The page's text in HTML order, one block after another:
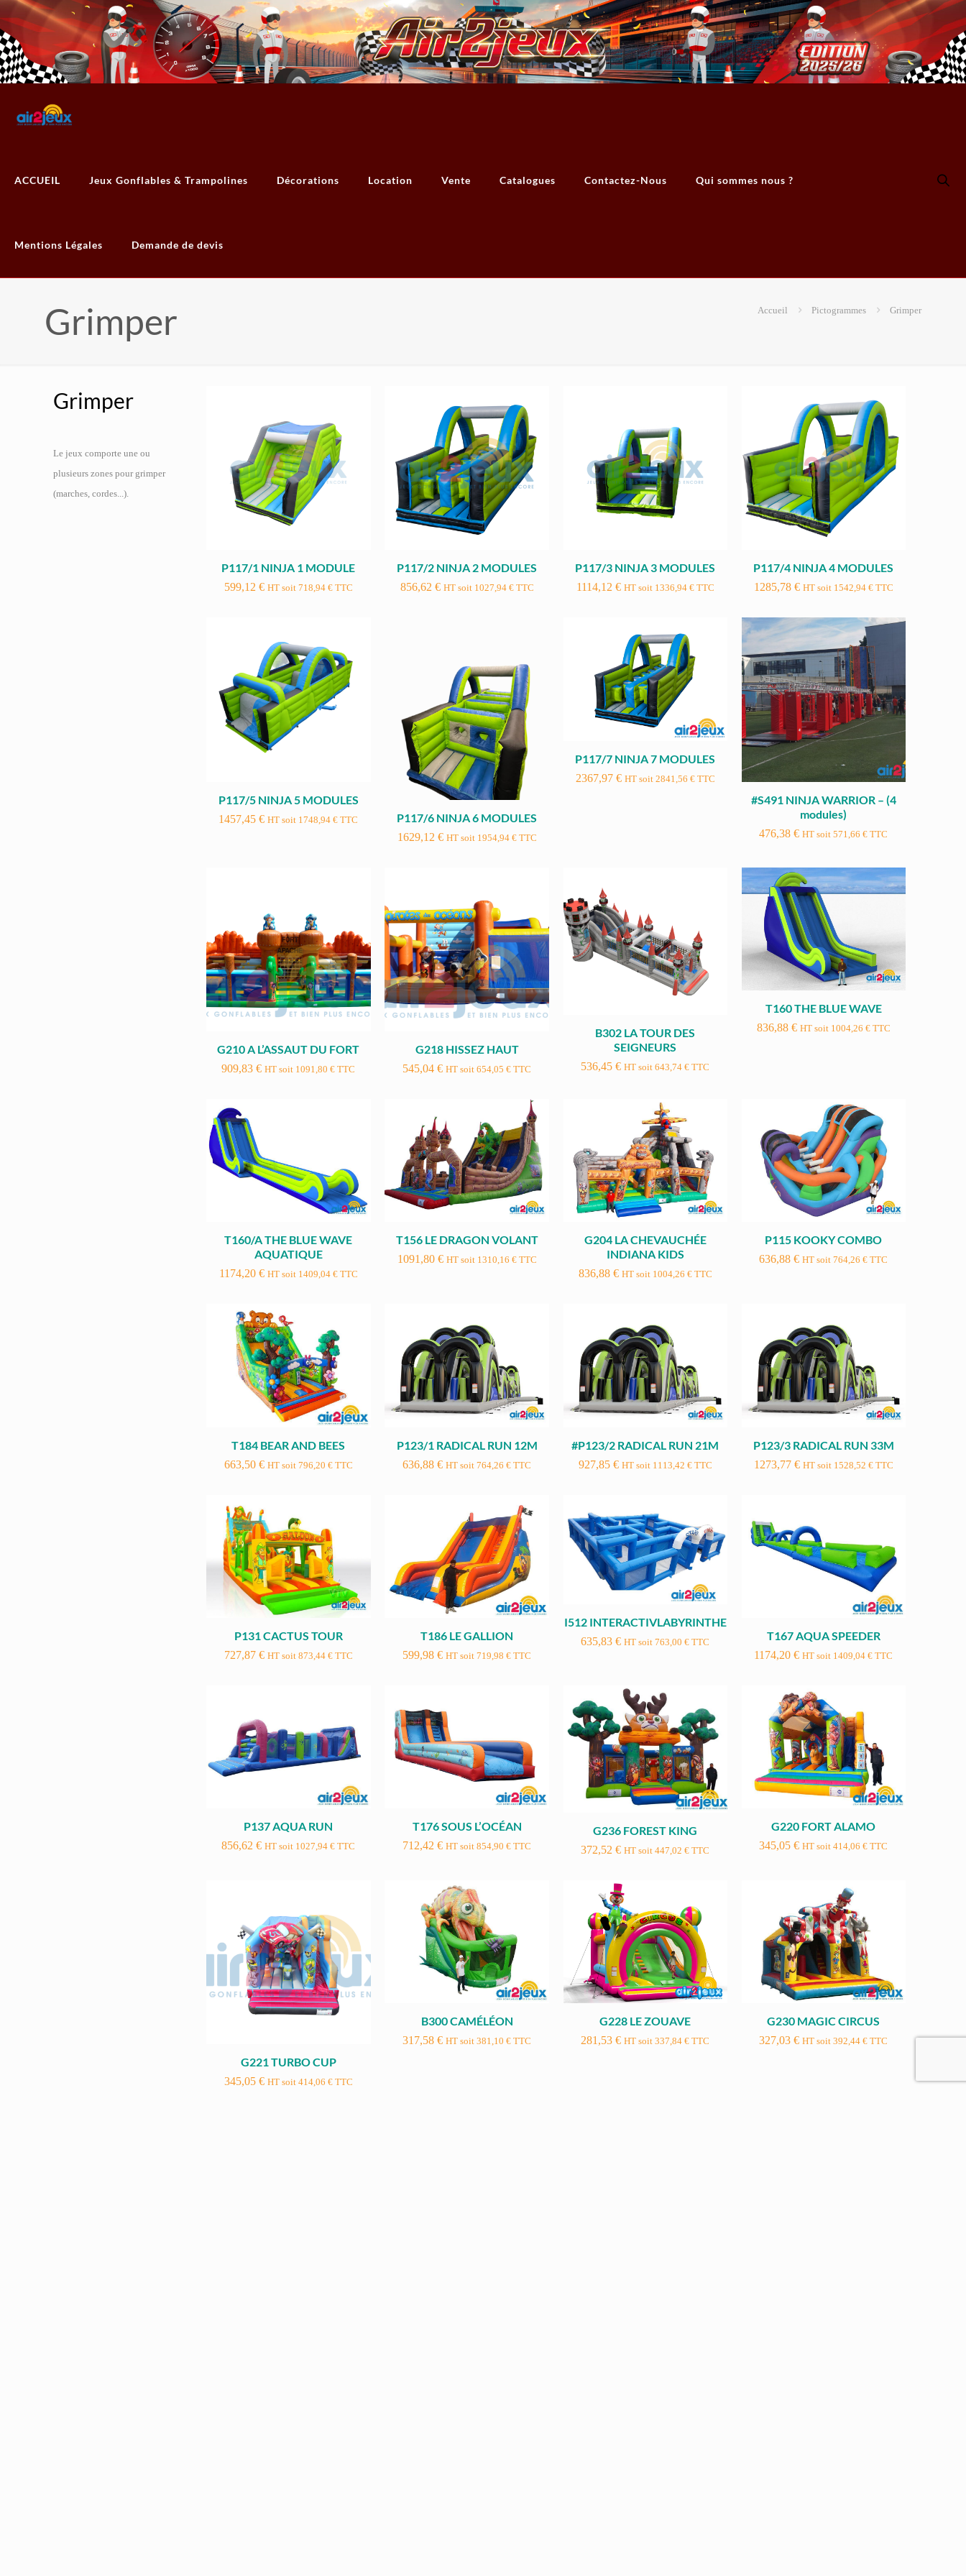
ACCUEIL Jeux Gonflables & Trampolines Décorations Location Vente Catalogues Contactez-Nous Qui sommes nous ?
Mentions Légales Demande de devis
Grimper Accueil Pictogrammes Grimper
Grimper
Le jeux comporte une ou
plusieurs zones pour grimper
(marches, cordes...).
P117/1 NINJA 1 MODULE
599,12 € HT soit 718,94 €TTC
P117/2 NINJA 2 MODULES
856,62 € HT soit 1027,94 €TTC
P117/3 NINJA 3 MODULES
1114,12 € HT soit 1336,94 €TTC
P117/4 NINJA 4 MODULES
1285,78 € HT soit 1542,94 €TTC
P117/5 NINJA 5 MODULES
1457,45€ HT soit 1748,94€ TTC P117/6 NINJA 6 MODULES
1629,12 € HT soit 1954,94 €TTC
P117/7 NINJA 7 MODULES
2367,97 € HT soit 2841,56 €TTC
#S491 NINJA WARRIOR – (4
modules)
476,38€ HT soit571,66€ TTC
G210 A L’ASSAUT DU FORT
909,83€ HT soit 1091,80€ TTC
G218 HISSEZ HAUT
545,04€ HT soit654,05€ TTC
B302 LA TOUR DES
SEIGNEURS
536,45€ HT soit643,74€ TTC
T160 THE BLUE WAVE
836,88 € HT soit 1004,26 €TTC
T160/A THE BLUE WAVE
AQUATIQUE
1174,20 € HT soit 1409,04 €TTC
T156 LE DRAGON VOLANT
1091,80 € HT soit 1310,16 €TTC
G204 LA CHEVAUCHÉE
INDIANA KIDS
836,88 € HT soit 1004,26 €TTC
P115 KOOKY COMBO
636,88€ HT soit764,26€ TTC
T184 BEAR AND BEES
663,50 € HT soit 796,20 €TTC
P123/1 RADICAL RUN 12M
636,88€ HT soit764,26€ TTC
#P123/2 RADICAL RUN 21M
927,85 € HT soit 1113,42 €TTC
P123/3 RADICAL RUN 33M
1273,77 € HT soit 1528,52 €TTC
P131 CACTUS TOUR
727,87 € HT soit 873,44 €TTC
T186 LE GALLION
599,98€ HT soit719,98€ TTC
I512 INTERACTIVLABYRINTHE
635,83€ HT soit763,00€ TTC T167 AQUA SPEEDER
1174,20€ HT soit 1409,04€ TTC
P137 AQUA RUN
856,62€ HT soit 1027,94€ TTC
T176 SOUS L’OCÉAN
712,42€ HT soit854,90€ TTC
G236 FOREST KING
372,52€ HT soit447,02€ TTC
G220 FORT ALAMO
345,05€ HT soit414,06€ TTC
G221 TURBO CUP
345,05 € HT soit 414,06 €TTC
B300 CAMÉLÉON
317,58€ HT soit381,10€ TTC
G228 LE ZOUAVE
281,53€ HT soit337,84€ TTC
G230 MAGIC CIRCUS
327,03€ HT soit392,44€ TTC